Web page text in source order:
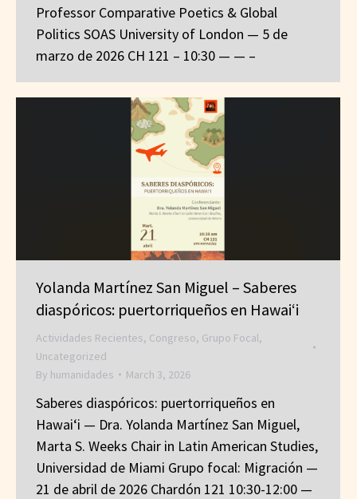
Professor Comparative Poetics & Global
Politics SOAS University of London — 5 de
marzo de 2026 CH 121 – 10:30 — — –
Yolanda Martínez San Miguel – Saberes
diaspóricos: puertorriqueños en Hawai‘i
Actividades Recientes, Congreso, Grupo Focal,
Uncategorized
By humanidades March 3, 2026
Saberes diaspóricos: puertorriqueños en
Hawai‘i — Dra. Yolanda Martínez San Miguel,
Marta S. Weeks Chair in Latin American Studies,
Universidad de Miami Grupo focal: Migración —
21 de abril de 2026 Chardón 121 10:30-12:00 —